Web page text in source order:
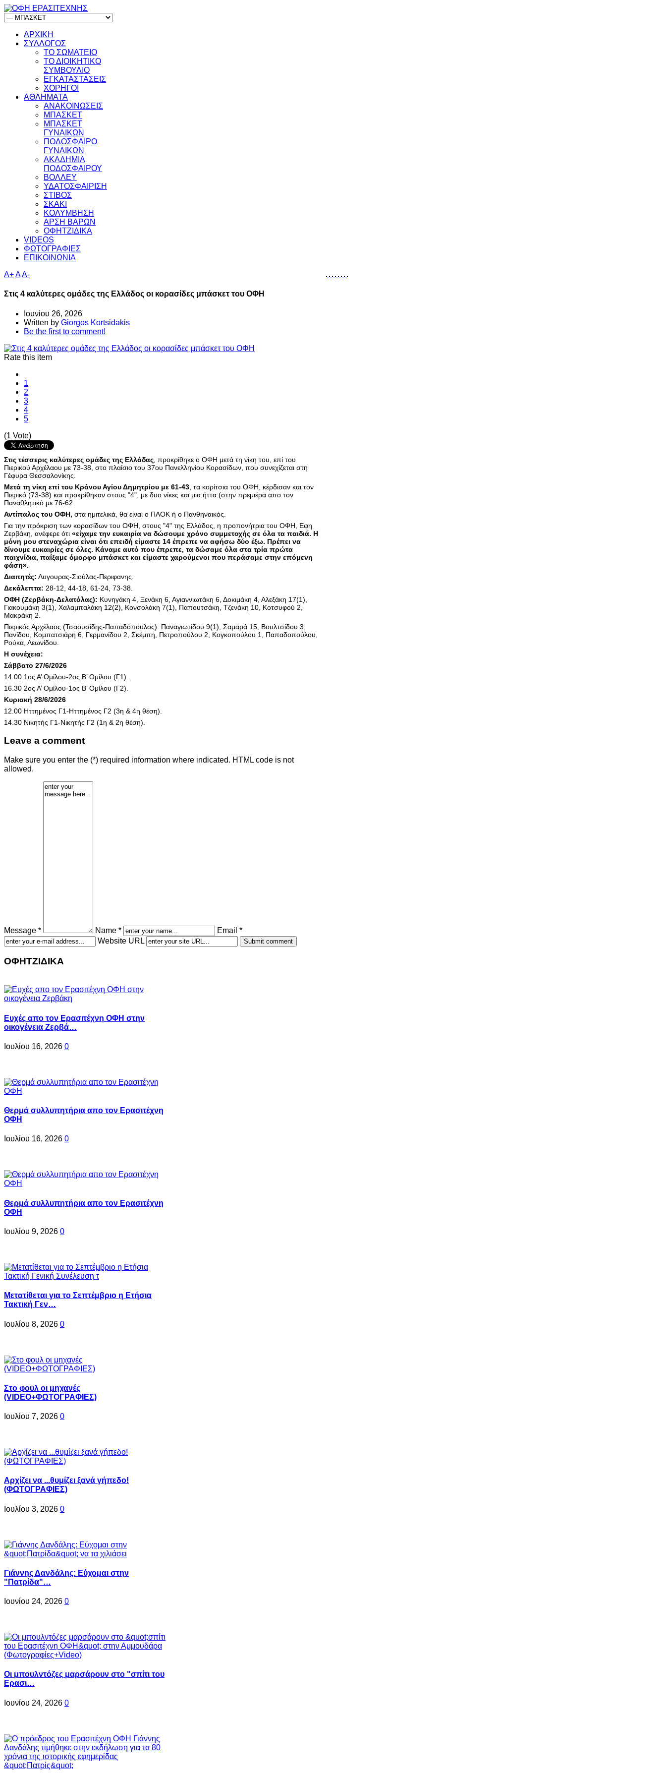
ΑΡΧΙΚΗ
ΣΥΛΛΟΓΟΣ
ΤΟ ΣΩΜΑΤΕΙΟ
ΤΟ ΔΙΟΙΚΗΤΙΚΟ
ΣΥΜΒΟΥΛΙΟ
ΕΓΚΑΤΑΣΤΑΣΕΙΣ
ΧΟΡΗΓΟΙ
ΑΘΛΗΜΑΤΑ
ΑΝΑΚΟΙΝΩΣΕΙΣ
ΜΠΑΣΚΕΤ
ΜΠΑΣΚΕΤ
ΓΥΝΑΙΚΩΝ
ΠΟΔΟΣΦΑΙΡΟ
ΓΥΝΑΙΚΩΝ
ΑΚΑΔΗΜΙΑ
ΠΟΔΟΣΦΑΙΡΟΥ
ΒΟΛΛΕΥ
ΥΔΑΤΟΣΦΑΙΡΙΣΗ
ΣΤΙΒΟΣ
ΣΚΑΚΙ
ΚΟΛΥΜΒΗΣΗ
ΑΡΣΗ ΒΑΡΩΝ
ΟΦΗΤΖΙΔΙΚΑ
VIDEOS
ΦΩΤΟΓΡΑΦΙΕΣ
ΕΠΙΚΟΙΝΩΝΙΑ
A+AA-
Στις 4 καλύτερες ομάδες της Ελλάδος οι κορασίδες μπάσκετ του ΟΦΗ
Ιουνίου 26, 2026
Written by Giorgos Kortsidakis
Be the first to comment!
Rate this item
1
2
3
4
5
(1 Vote)
Στις τέσσερις καλύτερες ομάδες της Ελλάδας , προκρίθηκε ο ΟΦΗ μετά τη νίκη του, επί του
Πιερικού Αρχέλαου με 73-38, στο πλαίσιο του 37ου Πανελληνίου Κορασίδων, που συνεχίζεται στη
Γέφυρα Θεσσαλονίκης.
Μετά τη νίκη επί του Κρόνου Αγίου Δημητρίου με 61-43 , τα κορίτσια του ΟΦΗ, κέρδισαν και τον
Πιερικό (73-38) και προκρίθηκαν στους "4", με δυο νίκες και μια ήττα (στην πρεμιέρα απο τον
Παναθλητικό με 76-62.
Αντίπαλος του ΟΦΗ, στα ημιτελικά, θα είναι ο ΠΑΟΚ ή ο Πανθηναικός.
Για την πρόκριση των κορασίδων του ΟΦΗ, στους "4" της Ελλάδος, η προπονήτρια του ΟΦΗ, Εφη
Ζερβάκη, ανέφερε ότι «είχαμε την ευκαιρία να δώσουμε χρόνο συμμετοχής σε όλα τα παιδιά. Η
μόνη μου στεναχώρια είναι ότι επειδή είμαστε 14 έπρεπε να αφήσω δύο έξω. Πρέπει να
δίνουμε ευκαιρίες σε όλες. Κάναμε αυτό που έπρεπε, τα δώσαμε όλα στα τρία πρώτα
παιχνίδια, παίξαμε όμορφο μπάσκετ και είμαστε χαρούμενοι που περάσαμε στην επόμενη
φάση».
Διαιτητές: Λυγουρας-Σιούλας-Περιφανης.
Δεκάλεπτα: 28-12, 44-18, 61-24, 73-38.
ΟΦΗ (Ζερβάκη-Δελατόλας): Κυνηγάκη 4, Ξενάκη 6, Αγιαννιωτάκη 6, Δοκιμάκη 4, Αλεξάκη 17(1),
Γιακουμάκη 3(1), Χαλαμπαλάκη 12(2), Κονσολάκη 7(1), Παπουτσάκη, Τζενάκη 10, Κοτσυφού 2,
Μακράκη 2.
Πιερικός Αρχέλαος (Τσαουσίδης-Παπαδόπουλος): Παναγιωτίδου 9(1), Σαμαρά 15, Βουλτσίδου 3,
Πανίδου, Κομπατσιάρη 6, Γερμανίδου 2, Σκέμπη, Πετροπούλου 2, Κογκοπούλου 1, Παπαδοπούλου,
Ρούκα, Λεωνίδου.
Η συνέχεια:
Σάββατο 27/6/2026
14.00 1ος Α’ Ομίλου-2ος Β’ Ομίλου (Γ1).
16.30 2ος Α’ Ομίλου-1ος Β’ Ομίλου (Γ2).
Κυριακή 28/6/2026
12.00 Ηττημένος Γ1-Ηττημένος Γ2 (3η & 4η θέση).
14.30 Νικητής Γ1-Νικητής Γ2 (1η & 2η θέση).
Leave a comment
Make sure you enter the (*) required information where indicated. HTML code is not
allowed.
Message * Name *
Email *
Website URL
ΟΦΗΤΖΙΔΙΚΑ
Ευχές απο τον Ερασιτέχνη ΟΦΗ στην
οικογένεια Ζερβά…
Ιουλίου 16, 2026 0
Θερμά συλλυπητήρια απο τον Ερασιτέχνη
ΟΦΗ
Ιουλίου 16, 2026 0
Θερμά συλλυπητήρια απο τον Ερασιτέχνη
ΟΦΗ
Ιουλίου 9, 2026 0
Μετατίθεται για το Σεπτέμβριο η Ετήσια
Τακτική Γεν…
Ιουλίου 8, 2026 0
Στο φουλ οι μηχανές
(VIDEO+ΦΩΤΟΓΡΑΦΙΕΣ)
Ιουλίου 7, 2026 0
Αρχίζει να ...θυμίζει ξανά γήπεδο!
(ΦΩΤΟΓΡΑΦΙΕΣ)
Ιουλίου 3, 2026 0
Γιάννης Δανδάλης: Εύχομαι στην
"Πατρίδα"…
Ιουνίου 24, 2026 0
Oι μπουλντόζες μαρσάρουν στο "σπίτι του
Ερασι…
Ιουνίου 24, 2026 0